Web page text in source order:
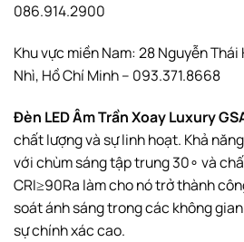
086.914.2900
Khu vực miền Nam: 28 Nguyễn
Nhì, Hồ Chí Minh – 093.371.8668
Đèn LED Âm Trần Xoay Luxury
chất lượng và sự linh hoạt. Khả năng
với chùm sáng tập trung30∘ và
CRI≥90Ra làm cho nó trở thành
soát ánh sáng trong các không
sự chính xác cao.